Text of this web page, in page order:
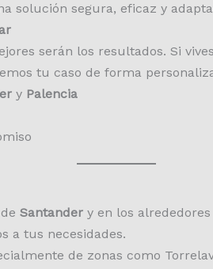
solución segura, eficaz y
serán los resultados. Si
tu caso de forma
y Palencia
Santandery en los alrededores
a tus necesidades.
de zonas como